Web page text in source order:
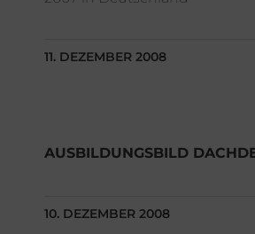
11. DEZEMBER 2008
AUSBILDUNGSBILD
10. DEZEMBER 2008